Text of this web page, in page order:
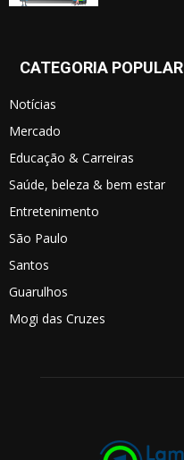
CATEGORIA POPULAR
Notícias
Mercado
Educação & Carreiras
Saúde, beleza & bem estar
Entretenimento
São Paulo
Santos
Guarulhos
Mogi das Cruzes